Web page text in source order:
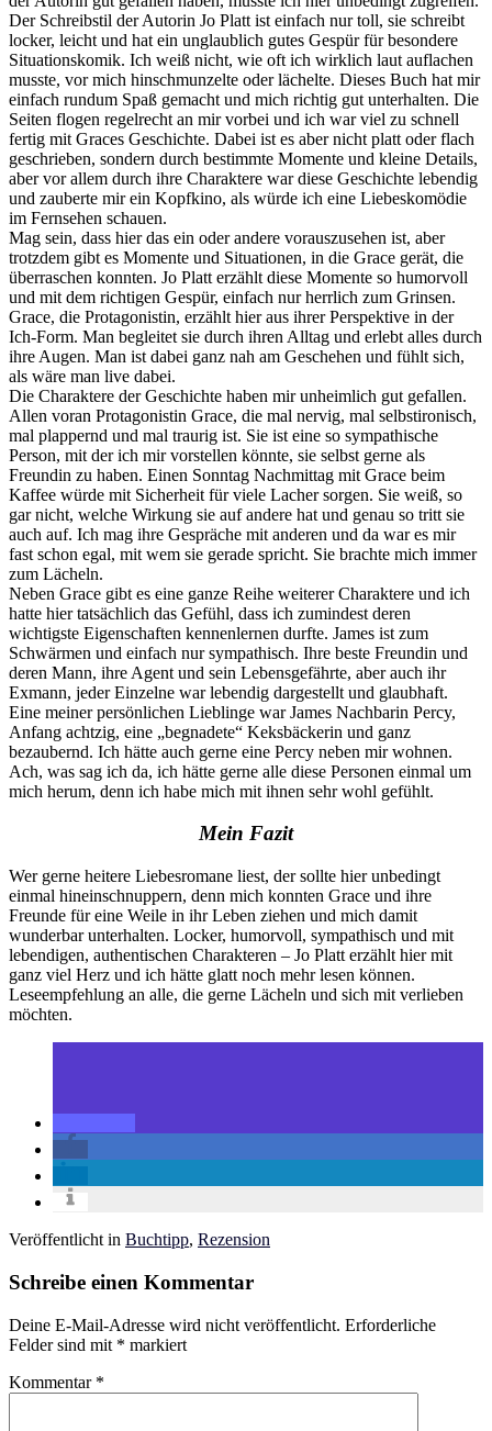
Der Schreibstil der Autorin Jo Platt ist einfach nur toll, sie schreibt
locker, leicht und hat ein unglaublich gutes Gespür für besondere
Situationskomik. Ich weiß nicht, wie oft ich wirklich laut auflachen
musste, vor mich hinschmunzelte oder lächelte. Dieses Buch hat mir
einfach rundum Spaß gemacht und mich richtig gut unterhalten. Die
Seiten flogen regelrecht an mir vorbei und ich war viel zu schnell
fertig mit Graces Geschichte. Dabei ist es aber nicht platt oder flach
geschrieben, sondern durch bestimmte Momente und kleine Details,
aber vor allem durch ihre Charaktere war diese Geschichte lebendig
und zauberte mir ein Kopfkino, als würde ich eine Liebeskomödie
im Fernsehen schauen.
Mag sein, dass hier das ein oder andere vorauszusehen ist, aber
trotzdem gibt es Momente und Situationen, in die Grace gerät, die
überraschen konnten. Jo Platt erzählt diese Momente so humorvoll
und mit dem richtigen Gespür, einfach nur herrlich zum Grinsen.
Grace, die Protagonistin, erzählt hier aus ihrer Perspektive in der
Ich-Form. Man begleitet sie durch ihren Alltag und erlebt alles durch
ihre Augen. Man ist dabei ganz nah am Geschehen und fühlt sich,
als wäre man live dabei.
Die Charaktere der Geschichte haben mir unheimlich gut gefallen.
Allen voran Protagonistin Grace, die mal nervig, mal selbstironisch,
mal plappernd und mal traurig ist. Sie ist eine so sympathische
Person, mit der ich mir vorstellen könnte, sie selbst gerne als
Freundin zu haben. Einen Sonntag Nachmittag mit Grace beim
Kaffee würde mit Sicherheit für viele Lacher sorgen. Sie weiß, so
gar nicht, welche Wirkung sie auf andere hat und genau so tritt sie
auch auf. Ich mag ihre Gespräche mit anderen und da war es mir
fast schon egal, mit wem sie gerade spricht. Sie brachte mich immer
zum Lächeln.
Neben Grace gibt es eine ganze Reihe weiterer Charaktere und ich
hatte hier tatsächlich das Gefühl, dass ich zumindest deren
wichtigste Eigenschaften kennenlernen durfte. James ist zum
Schwärmen und einfach nur sympathisch. Ihre beste Freundin und
deren Mann, ihre Agent und sein Lebensgefährte, aber auch ihr
Exmann, jeder Einzelne war lebendig dargestellt und glaubhaft.
Eine meiner persönlichen Lieblinge war James Nachbarin Percy,
Anfang achtzig, eine „begnadete“ Keksbäckerin und ganz
bezaubernd. Ich hätte auch gerne eine Percy neben mir wohnen.
Ach, was sag ich da, ich hätte gerne alle diese Personen einmal um
mich herum, denn ich habe mich mit ihnen sehr wohl gefühlt.
Mein Fazit
Wer gerne heitere Liebesromane liest, der sollte hier unbedingt
einmal hineinschnuppern, denn mich konnten Grace und ihre
Freunde für eine Weile in ihr Leben ziehen und mich damit
wunderbar unterhalten. Locker, humorvoll, sympathisch und mit
lebendigen, authentischen Charakteren – Jo Platt erzählt hier mit
ganz viel Herz und ich hätte glatt noch mehr lesen können.
Leseempfehlung an alle, die gerne Lächeln und sich mit verlieben
möchten.
Veröffentlicht in Buchtipp, Rezension
Schreibe einen Kommentar
Deine E-Mail-Adresse wird nicht veröffentlicht. Erforderliche
Felder sind mit * markiert
Kommentar *